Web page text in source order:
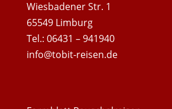
Wiesbadener Str. 1
65549 Limburg
Tel.: 06431 – 941940
info@tobit-reisen.de